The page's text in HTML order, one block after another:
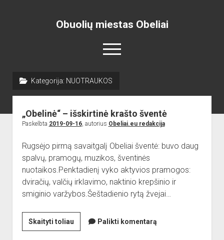
Obuolių miestas Obeliai
open
menu
dropdown
menu
Skelbimai
Projektai
open
Obelių paminklas
dropdown
menu
Lankytinos vietos
dropdown
menu
Bažnyčia
Muziejus
Obelių gimnazija
dropdown
menu
Gimnazistų naujienos
Gimnazistų kūryba
Kraštiečių kūryba
NUOTRAUKOS
open
menu
Sėlos Ramuva
Apie mus
open
dropdown
Kategorija: NUOTRAUKOS
„Obelinė“ – išskirtinė krašto šventė
Paskelbta 2019-09-16, autorius Obeliai.eu redakcija
Rugsėjo pirmą savaitgalį Obeliai šventė: buvo daug
spalvų, pramogų, muzikos, šventinės
nuotaikos.Penktadienį vyko aktyvios pramogos:
dviračių, valčių irklavimo, naktinio krepšinio ir
smiginio varžybos.Šeštadienio rytą žvejai…
Skaityti toliau„Obelinė“
–
Palikti komentarą